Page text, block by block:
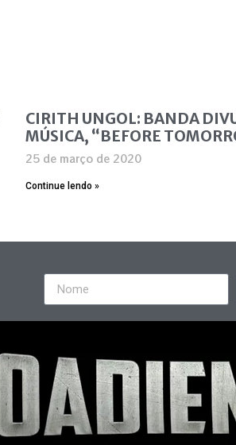
CIRITH UNGOL: BANDA
MÚSICA, “BEFORE
25 de março de 2020
Continue lendo »